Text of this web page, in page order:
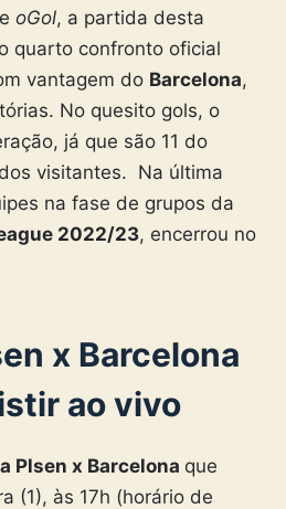
oGol, a partida desta
quarto confronto oficial
vantagem do Barcelona,
No quesito gols, o
já que são 11 do
visitantes. Na última
na fase de grupos da
2022/23, encerrou no
x Barcelona
ao vivo
Plsen x Barcelona que
(1), às 17h (horário de